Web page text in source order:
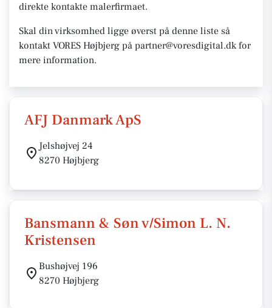
direkte kontakte malerfirmaet.
Skal din virksomhed ligge øverst på denne liste så
kontakt VORES Højbjerg på partner@voresdigital.dk for
mere information.
AFJ Danmark ApS
Jelshøjvej 24
8270 Højbjerg
Bansmann & Søn v/Simon L. N.
Kristensen
Bushøjvej 196
8270 Højbjerg